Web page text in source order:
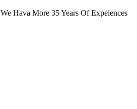
We Hava More 35 Years Of Expeiences